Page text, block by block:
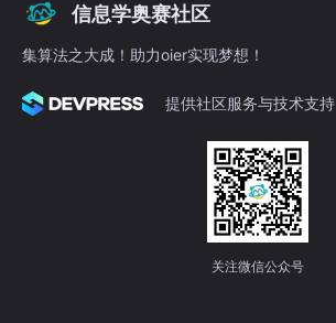
信息学奥赛社区
集算法之大成！助力oier实现梦想！
提供社区服务与技术支持
关注微信公众号